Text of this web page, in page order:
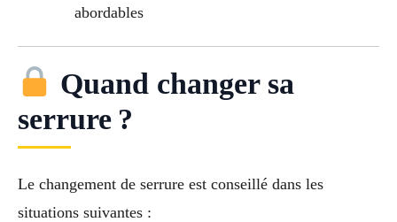
abordables
Quand changer sa
serrure ?
Le changement de serrure est conseillé dans les
situations suivantes :